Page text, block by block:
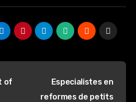
of
Especialistes en
reformes de petits